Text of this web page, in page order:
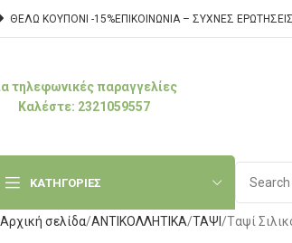
ΘΕΛΩ ΚΟΥΠΟΝΙ -15%ΕΠΙΚΟΙΝΩΝΊΑ – ΣΥΧΝΈΣ ΕΡΩΤΉΣΕΙΣ
τηλεφωνικές παραγγελίες
Καλέστε: 2321059557
ΚΑΤΗΓΟΡΙΕΣ
Αρχική σελίδα ΑΝΤΙΚΟΛΛΗΤΙΚΑ ΤΑΨΙ Tαψί